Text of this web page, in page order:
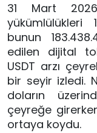
31 Mart
yükümlülükleri
bunun
edilen dijital
USDT arzı
bir seyir izledi.
doların
çeyreğe
ortaya koydu.